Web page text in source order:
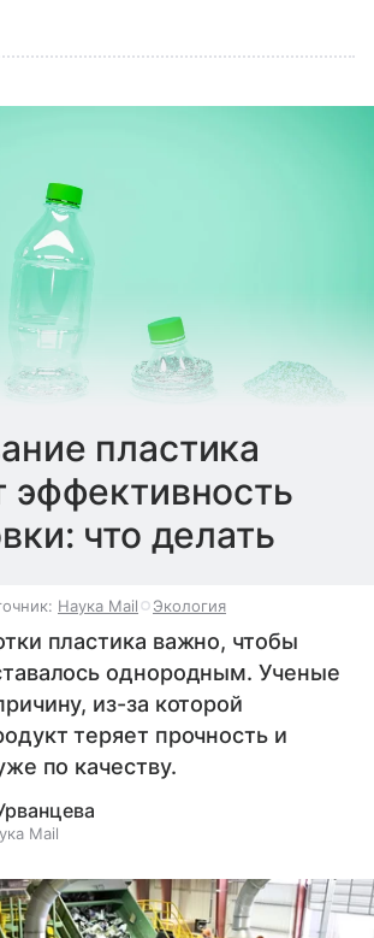
пластика
эффективность
что делать
Наука Mail Экология
пластика важно, чтобы
однородным. Ученые
из-за которой
теряет прочность и
по качеству.
Mail